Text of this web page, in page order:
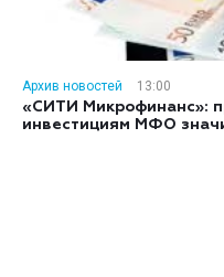
Архив новостей
13:00
«СИТИ Микрофинанс»:
инвестициям МФО